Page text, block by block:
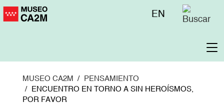
Pasar
Menú
EN
MUSEO CA2M
PENSAMIENTO
ENCUENTRO EN TORNO A SIN HEROÍSMOS,
POR FAVOR